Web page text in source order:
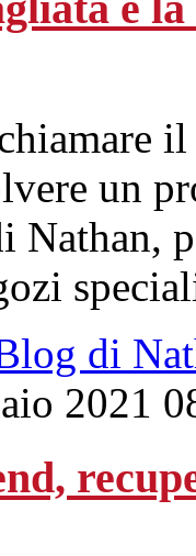
un
Nathan,
di
2021